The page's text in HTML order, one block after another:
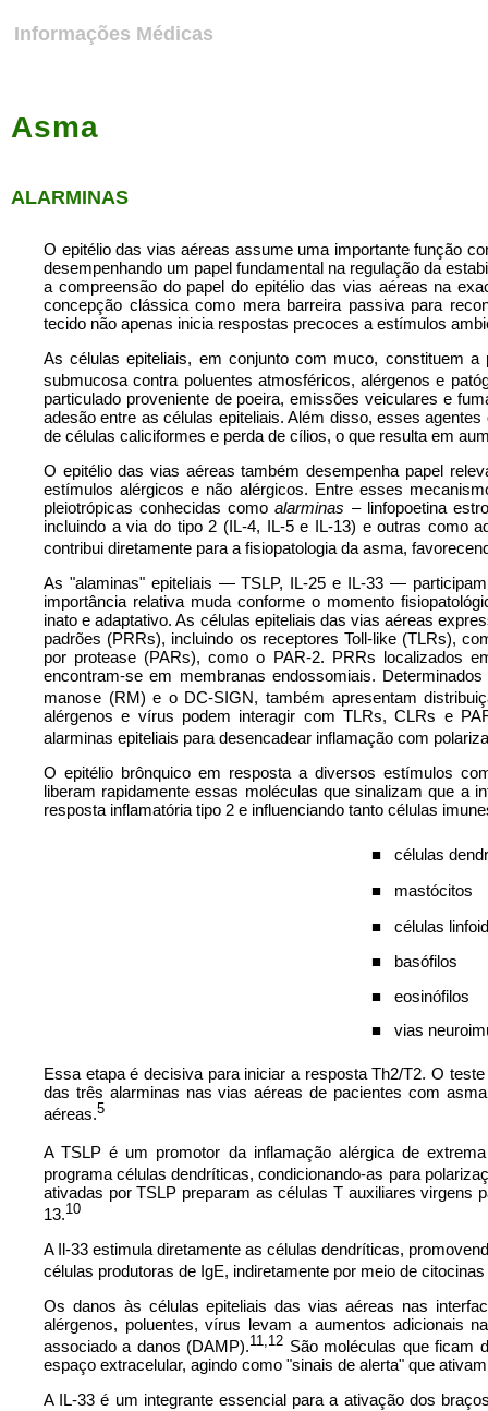
Informações Médicas
Asma
ALARMINAS
O epitélio das vias aéreas assume uma importante função
desempenhando um papel fundamental na regulação da
a compreensão do papel do epitélio das vias aéreas na
concepção clássica como mera barreira passiva para
tecido não apenas inicia respostas precoces a estímulos
As células epiteliais, em conjunto com muco, constituem
submucosa contra poluentes atmosféricos, alérgenos e
particulado proveniente de poeira, emissões veiculares e
adesão entre as células epiteliais. Além disso, esses
de células caliciformes e perda de cílios, o que resulta em
O epitélio das vias aéreas também desempenha papel
estímulos alérgicos e não alérgicos. Entre esses
pleiotrópicas conhecidas comoalarminas – linfopoetina
incluindo a via do tipo 2 (IL-4, IL-5 e IL-13) e outras como
contribui diretamente para a fisiopatologia da asma,
As "alaminas" epiteliais — TSLP, IL-25 e IL-33 —
importância relativa muda conforme o momento
inato e adaptativo. As células epiteliais das vias aéreas
padrões (PRRs), incluindo os receptores Toll-like (TLRs),
por protease (PARs), como o PAR-2. PRRs localizados
encontram-se em membranas endossomiais.
manose (RM) e o DC-SIGN, também apresentam
alérgenos e vírus podem interagir com TLRs, CLRs e
alarminas epiteliais para desencadear inflamação com
O epitélio brônquico em resposta a diversos estímulos
liberam rapidamente essas moléculas que sinalizam que a
resposta inflamatória tipo 2 e influenciando tanto células
■
células
■
mastócitos
■
células
■
basófilos
■
eosinófilos
■
vias
Essa etapa é decisiva para iniciar a resposta Th2/T2. O
das três alarminas nas vias aéreas de pacientes com
aéreas.5
A TSLP é um promotor da inflamação alérgica de
programa células dendríticas, condicionando-as para
ativadas por TSLP preparam as células T auxiliares virgens
13.10
A Il-33 estimula diretamente as células dendríticas,
células produtoras de IgE, indiretamente por meio de
Os danos às células epiteliais das vias aéreas nas
alérgenos, poluentes, vírus levam a aumentos adicionais
associado a danos (DAMP).11,12 São moléculas que ficam
espaço extracelular, agindo como "sinais de alerta" que
A IL-33 é um integrante essencial para a ativação dos